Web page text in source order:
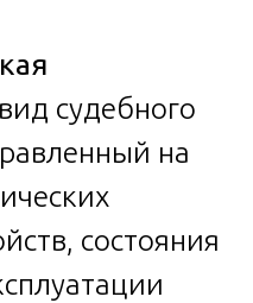
судебного
на
состояния